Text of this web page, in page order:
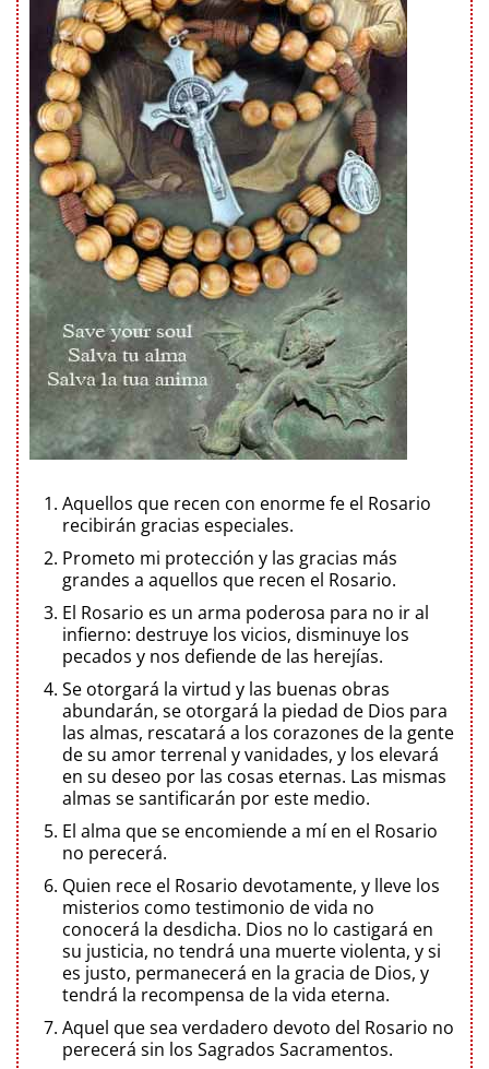
Aquellos que recen con enorme fe el Rosario
recibirán gracias especiales.
Prometo mi protección y las gracias más
grandes a aquellos que recen el Rosario.
El Rosario es un arma poderosa para no ir al
infierno: destruye los vicios, disminuye los
pecados y nos defiende de las herejías.
Se otorgará la virtud y las buenas obras
abundarán, se otorgará la piedad de Dios para
las almas, rescatará a los corazones de la gente
de su amor terrenal y vanidades, y los elevará
en su deseo por las cosas eternas. Las mismas
almas se santificarán por este medio.
El alma que se encomiende a mí en el Rosario
no perecerá.
Quien rece el Rosario devotamente, y lleve los
misterios como testimonio de vida no
conocerá la desdicha. Dios no lo castigará en
su justicia, no tendrá una muerte violenta, y si
es justo, permanecerá en la gracia de Dios, y
tendrá la recompensa de la vida eterna.
Aquel que sea verdadero devoto del Rosario no
perecerá sin los Sagrados Sacramentos.